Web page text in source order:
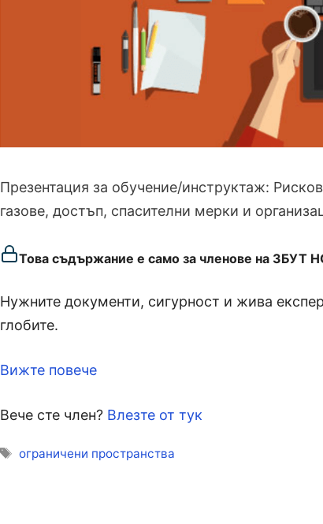
Презентация за обучение/инструктаж:
газове, достъп, спасителни мерки и
Това съдържание е само за членове на
Нужните документи, сигурност и жива
глобите.
Вижте повече
Вече сте член? Влезте от тук
Етикети
ограничени пространства